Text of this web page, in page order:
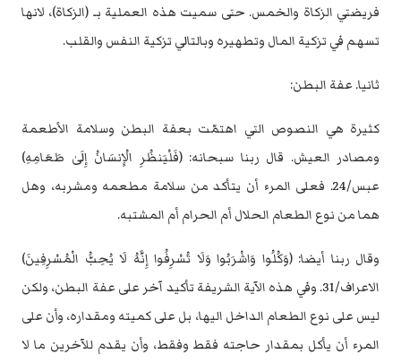
فريضتي الزكاة ‏والخمس. حتى سميت هذه العملية بـ (الزكاة)، لانها
تسهم في تزكية المال وتطهيره ‏وبالتالي تزكية النفس والقلب.‏
ثانيا. عفة البطن:‏
كثيرة هي النصوص التي اهتمّت بعفة البطن وسلامة الأطعمة
ومصادر العيش. قال ‏ربنا سبحانه: (فَلْيَنظُرِ الْإِنسَانُ إِلَىٰ طَعَامِهِ)
عبس/24. فعلى المرء أن يتأكد من سلامة ‏مطعمه ومشربه، وهل
هما من نوع الطعام الحلال أم الحرام أم المشتبه. ‏
وقال ربنا أيضا: (وَكُلُوا وَاشْرَبُوا وَلَا تُسْرِفُوا إِنَّهُ لَا يُحِبُّ الْمُسْرِفِينَ)
الاعراف/31. ‏وفي هذه الآية الشريفة تأكيد آخر على عفة البطن، ولكن
ليس على نوع الطعام الداخل ‏اليها، بل على كميته ومقداره، وأن على
المرء أن يأكل بمقدار حاجته فقط وفقط، وأن ‏يقدم للآخرين ما لا